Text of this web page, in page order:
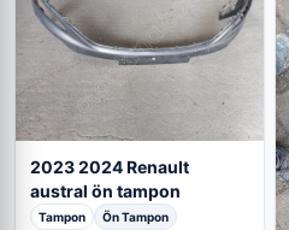
2023 2024 Renault
austral ön tampon
Tampon Ön Tampon